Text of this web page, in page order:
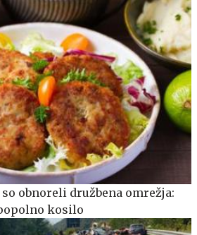
obnoreli družbena omrežja:
kosilo